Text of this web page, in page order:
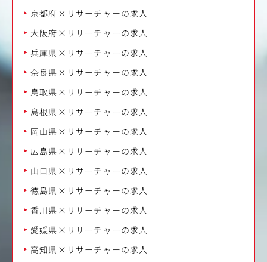
京都府×リサーチャーの求人
大阪府×リサーチャーの求人
兵庫県×リサーチャーの求人
奈良県×リサーチャーの求人
鳥取県×リサーチャーの求人
島根県×リサーチャーの求人
岡山県×リサーチャーの求人
広島県×リサーチャーの求人
山口県×リサーチャーの求人
徳島県×リサーチャーの求人
香川県×リサーチャーの求人
愛媛県×リサーチャーの求人
高知県×リサーチャーの求人